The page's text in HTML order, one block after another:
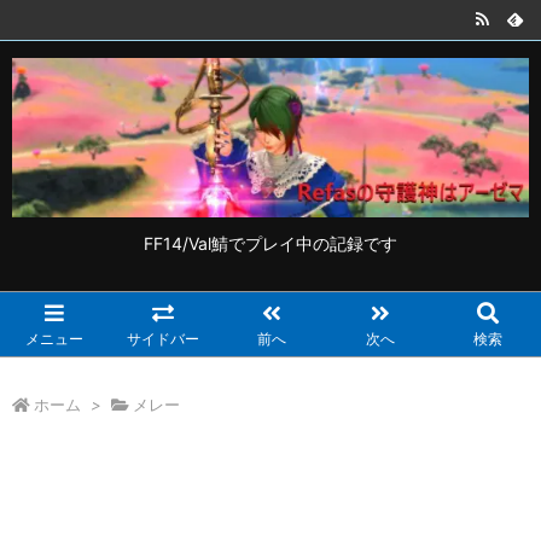
FF14/Val鯖でプレイ中の記録です
メニュー サイドバー 前へ 次へ 検索
ホーム > メレー